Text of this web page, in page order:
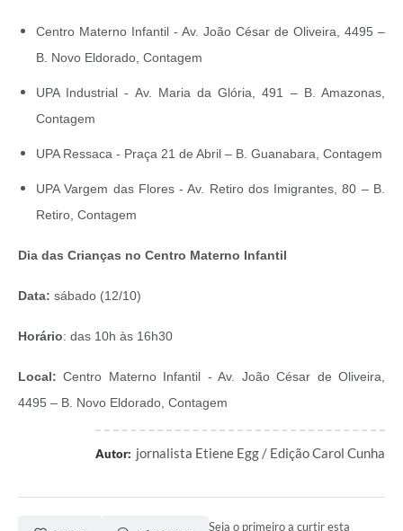
Centro Materno Infantil - Av. João César de Oliveira, 4495 –
B. Novo Eldorado, Contagem
UPA Industrial - Av. Maria da Glória, 491 – B. Amazonas,
Contagem
UPA Ressaca - Praça 21 de Abril – B. Guanabara, Contagem
UPA Vargem das Flores - Av. Retiro dos Imigrantes, 80 – B.
Retiro, Contagem
Dia das Crianças no Centro Materno Infantil
Data: sábado (12/10)
Horário: das 10h às 16h30
Local: Centro Materno Infantil - Av. João César de Oliveira,
4495 – B. Novo Eldorado, Contagem
Autor: jornalista Etiene Egg / Edição Carol Cunha
Seja o primeiro a curtir esta